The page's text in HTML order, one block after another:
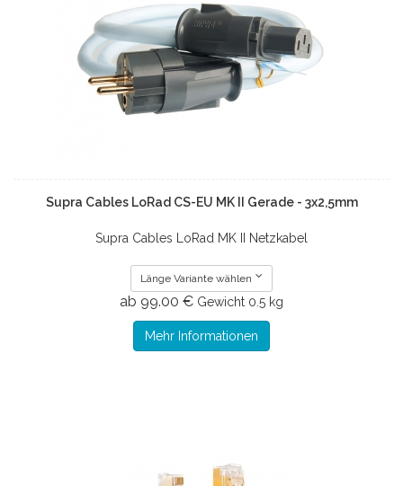
Supra Cables LoRad CS-EU MK II Gerade - 3x2,5mm
Supra Cables LoRad MK II Netzkabel
Länge Variante wählen
ab 99.00 € Gewicht 0.5 kg
Mehr Informationen